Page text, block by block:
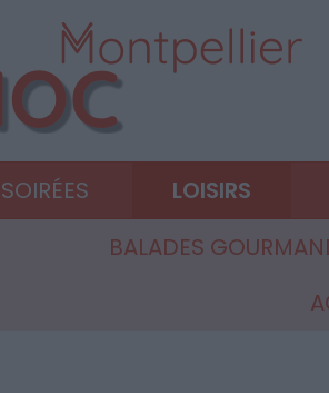
SOIRÉES
LOISIRS
BALADES